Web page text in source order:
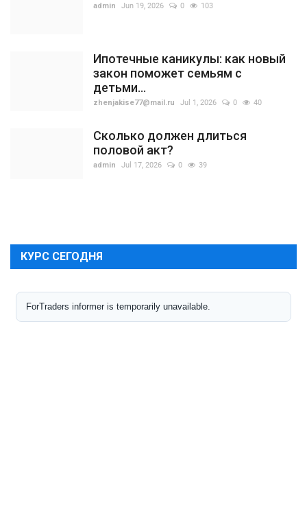
admin Jun 19, 2026 0 103
Ипотечные каникулы: как новый
закон поможет семьям с
детьми...
zhenjakise77@mail.ru Jul 1, 2026 0 40
Сколько должен длиться
половой акт?
admin Jul 17, 2026 0 39
КУРС СЕГОДНЯ